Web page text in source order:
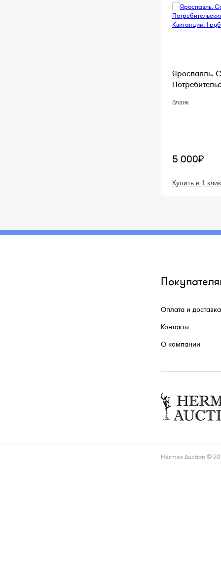
Ярославль.
бланк
5 000₽
Купить в 1 клик
Оплата и доставка
Контакты
О компании
Hermes Auction ©